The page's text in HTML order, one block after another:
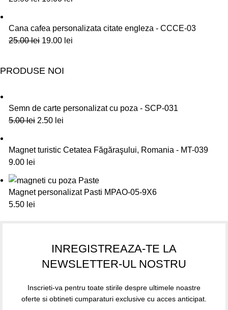
Cana cafea personalizata citate engleza - CCCE-03
25.00lei 19.00 lei
PRODUSE NOI
Semn de carte personalizat cu poza - SCP-031
5.00lei 2.50 lei
Magnet turistic Cetatea Făgăraşului, Romania - MT-039
9.00 lei
Magnet personalizat Pasti MPAO-05-9X6
5.50 lei
INREGISTREAZA-TE LA
NEWSLETTER-UL NOSTRU
Inscrieti-va pentru toate stirile despre ultimele noastre
oferte si obtineti cumparaturi exclusive cu acces anticipat.